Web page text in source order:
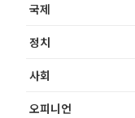
국제
정치
사회
오피니언